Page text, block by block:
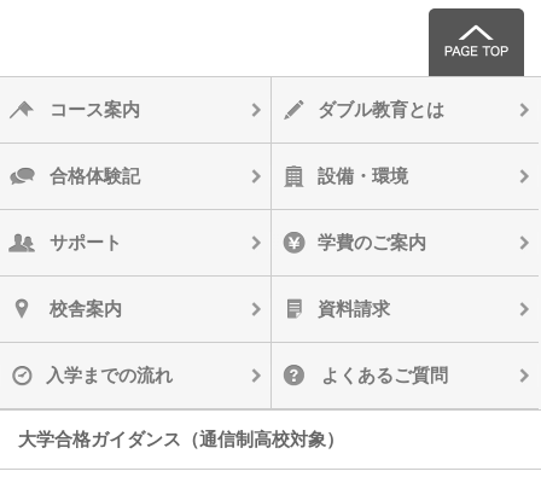
コース案内 ダブル教育とは
合格体験記 設備・環境
サポート 学費のご案内
校舎案内 資料請求
入学までの流れ よくあるご質問
大学合格ガイダンス（通信制高校対象）